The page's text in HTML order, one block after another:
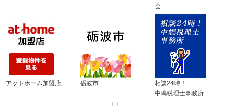
会
アットホーム加盟店 砺波市
相談24時！
中嶋税理士事務所